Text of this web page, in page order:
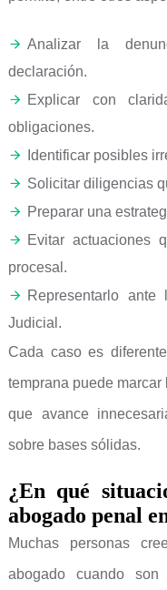
Analizar la
declaración.
Explicar con
obligaciones.
Identificar posibles
Solicitar diligencias
Preparar una
Evitar actuaciones
procesal.
Representarlo
Judicial.
Cada caso es
temprana puede
que avance
sobre bases sólidas.
¿En qué
abogado penal
Muchas personas
abogado cuando son